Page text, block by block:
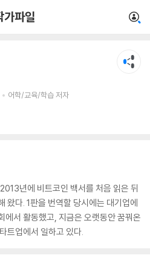
가파일
어학/교육/학습 저자
저자
년에 비트코인 백서를 처음 읽은 뒤
왔다. 1판을 번역할 당시에는 대기업에
에서 활동했고, 지금은 오랫동안 꿈꿔온
트업에서 일하고 있다.